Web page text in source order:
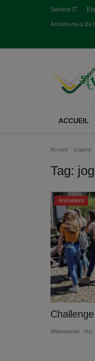
Service IT
Ancien-ne-s du
ACCUEIL
Accueil jogging
Tag:
Animations
Webmaster Mar